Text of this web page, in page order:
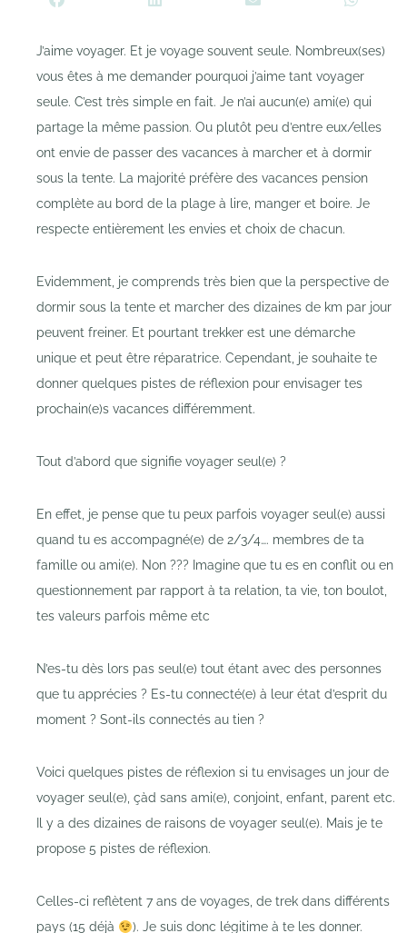
J’aime voyager. Et je voyage souvent seule. Nombreux(ses)
vous êtes à me demander pourquoi j’aime tant voyager
seule. C’est très simple en fait. Je n’ai aucun(e) ami(e) qui
partage la même passion. Ou plutôt peu d’entre eux/elles
ont envie de passer des vacances à marcher et à dormir
sous la tente. La majorité préfère des vacances pension
complète au bord de la plage à lire, manger et boire. Je
respecte entièrement les envies et choix de chacun.
Evidemment, je comprends très bien que la perspective de
dormir sous la tente et marcher des dizaines de km par jour
peuvent freiner. Et pourtant trekker est une démarche
unique et peut être réparatrice. Cependant, je souhaite te
donner quelques pistes de réflexion pour envisager tes
prochain(e)s vacances différemment.
Tout d’abord que signifie voyager seul(e) ?
En effet, je pense que tu peux parfois voyager seul(e) aussi
quand tu es accompagné(e) de 2/3/4…. membres de ta
famille ou ami(e). Non ??? Imagine que tu es en conflit ou en
questionnement par rapport à ta relation, ta vie, ton boulot,
tes valeurs parfois même etc
N’es-tu dès lors pas seul(e) tout étant avec des personnes
que tu apprécies ? Es-tu connecté(e) à leur état d’esprit du
moment ? Sont-ils connectés au tien ?
Voici quelques pistes de réflexion si tu envisages un jour de
voyager seul(e), çàd sans ami(e), conjoint, enfant, parent etc.
Il y a des dizaines de raisons de voyager seul(e). Mais je te
propose 5 pistes de réflexion.
Celles-ci reflètent 7 ans de voyages, de trek dans différents
pays (15 déjà
). Je suis donc légitime à te les donner.